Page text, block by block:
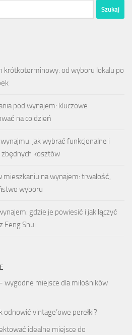
krótkoterminowy: od wyboru lokalu po
pod wynajem: kluczowe
na co dzień
jak wybrać funkcjonalne i
kosztów
mieszkaniu na wynajem: trwałość,
wyboru
gdzie je powiesić i jak łączyć
Feng Shui
wygodne miejsce dla miłośników
odnowić vintage’owe perełki?
idealne miejsce do